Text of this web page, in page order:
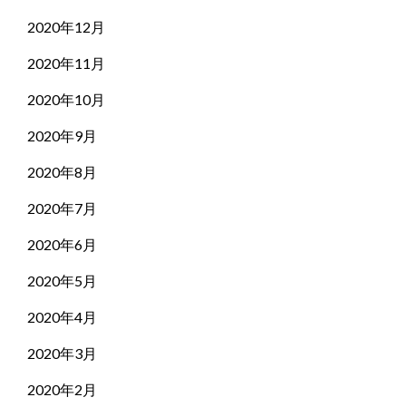
2020年12月
2020年11月
2020年10月
2020年9月
2020年8月
2020年7月
2020年6月
2020年5月
2020年4月
2020年3月
2020年2月